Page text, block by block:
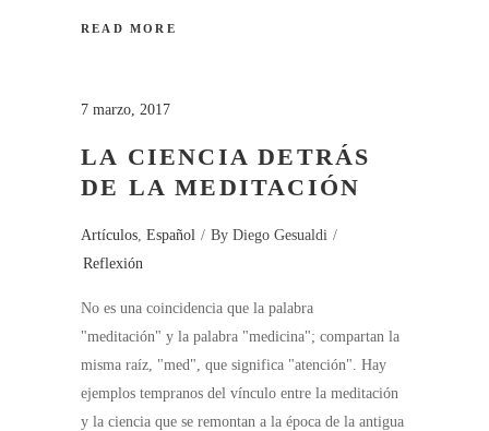
READ MORE
7 marzo, 2017
LA CIENCIA DETRÁS
DE LA MEDITACIÓN
Artículos, Español By Diego Gesualdi
Reflexión
No es una coincidencia que la palabra
"meditación" y la palabra "medicina"; compartan la
misma raíz, "med", que significa "atención". Hay
ejemplos tempranos del vínculo entre la meditación
y la ciencia que se remontan a la época de la antigua